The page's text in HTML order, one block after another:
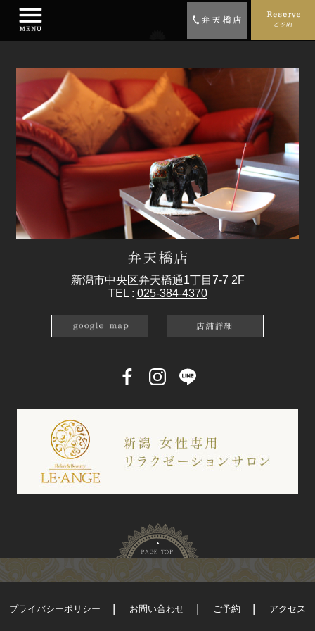
新潟市中央区弁天橋通1丁目7-7 2F
TEL : 025-384-4370
プライバシーポリシー お問い合わせ ご予約 アクセス